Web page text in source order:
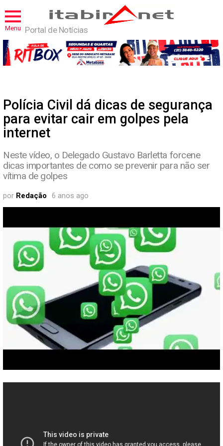
Menu Portal de Notícias
Polícia Civil dá dicas de segurança
para evitar cair em golpes pela
internet
Neste vídeo, o Delegado Gustavo Barletta forcene
dicas importantes de como se prevenir para não ser
vítima de golpes
por Redação 6 anos ago